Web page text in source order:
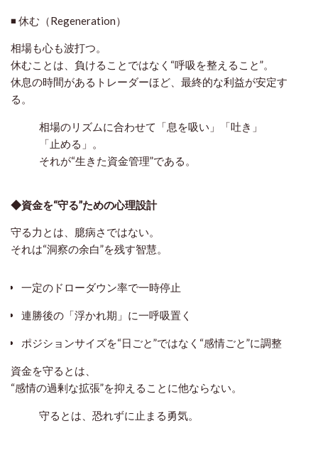
◾ 休む（Regeneration）
相場も心も波打つ。
休むことは、負けることではなく“呼吸を整えること”。
休息の時間があるトレーダーほど、最終的な利益が安定す
る。
相場のリズムに合わせて「息を吸い」「吐き」
「止める」。
それが“生きた資金管理”である。
◆資金を“守る”ための心理設計
守る力とは、臆病さではない。
それは“洞察の余白”を残す智慧。
一定のドローダウン率で一時停止
連勝後の「浮かれ期」に一呼吸置く
ポジションサイズを“日ごと”ではなく“感情ごと”に調整
資金を守るとは、
“感情の過剰な拡張”を抑えることに他ならない。
守るとは、恐れずに止まる勇気。